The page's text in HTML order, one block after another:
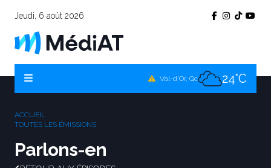
Jeudi, 6 août 2026
Val-d'Or, Qc 24°C
ACCUEIL
TOUTES LES ÉMISSIONS
Parlons-en